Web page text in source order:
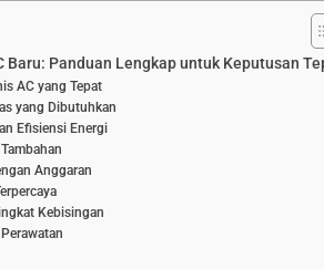
Baru: Panduan Lengkap untuk Keputusan
AC yang Tepat
yang Dibutuhkan
Efisiensi Energi
Anggaran
Kebisingan